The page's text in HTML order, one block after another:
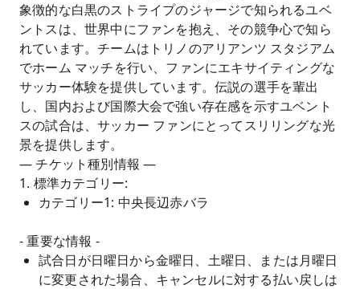
象徴的な白黒のストライプのジャージで知られるユベ
ントスは、世界中にファンを抱え、その競争心で知ら
れています。チームはトリノのアリアンツ スタジアム
でホーム マッチを行い、ファンにエキサイティングな
サッカー体験を提供しています。伝説の選手を輩出
し、国内および国際大会で強い存在感を示すユベント
スの試合は、サッカー ファンにとってスリリングな光
景を提供します。
— チケット種別情報 —
1. 標準カテゴリー:
カテゴリー1: 中央長辺赤バラ
- 重要な情報 -
試合日が日曜日から金曜日、土曜日、または月曜日
に変更された場合、キャンセルに対する払い戻しは